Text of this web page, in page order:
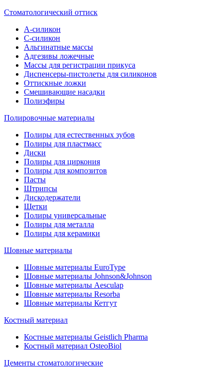
Стоматологический оттиск
А-силикон
C-силикон
Альгинатные массы
Адгезивы ложечные
Массы для регистрации прикуса
Диспенсеры-пистолеты для силиконов
Оттискные ложки
Смешивающие насадки
Полиэфиры
Полировочные материалы
Полиры для естественных зубов
Полиры для пластмасс
Диски
Полиры для циркония
Полиры для композитов
Пасты
Штрипсы
Дискодержатели
Щетки
Полиры универсальные
Полиры для металла
Полиры для керамики
Шовные материалы
Шовные материалы EuroType
Шовные материалы Johnson&Johnson
Шовные материалы Aesculap
Шовные материалы Resorba
Шовные материалы Кетгут
Костный материал
Костные материалы Geistlich Pharma
Костный материал OsteoBiol
Цементы стоматологические